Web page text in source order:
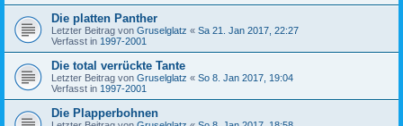
Die platten Panther
Letzter Beitrag von Gruselglatz « Sa 21. Jan 2017, 22:27
Verfasst in 1997-2001
Die total verrückte Tante
Letzter Beitrag von Gruselglatz « So 8. Jan 2017, 19:04
Verfasst in 1997-2001
Die Plapperbohnen